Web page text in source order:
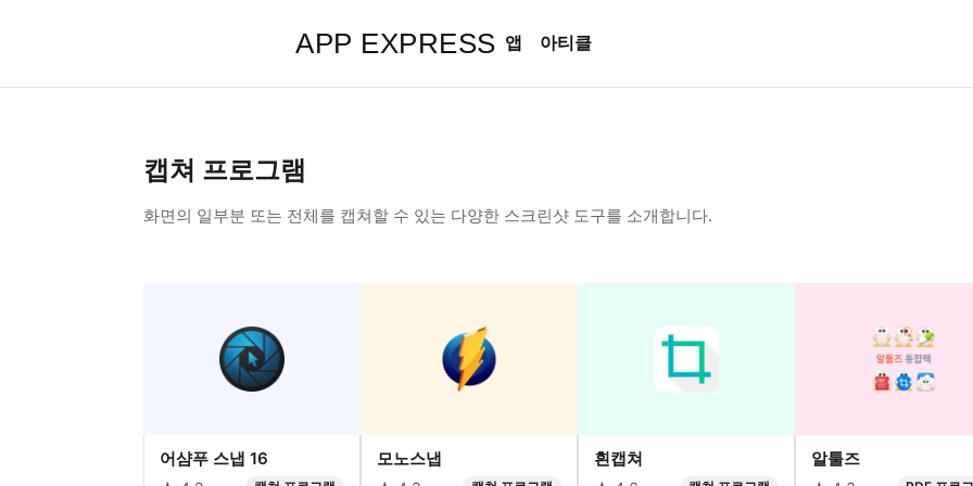
APP EXPRESS 앱 아티클
캡쳐 프로그램
화면의 일부분 또는 전체를 캡쳐할 수 있는 다양한 스크린샷 도구를 소개합니다.
어샴푸 스냅 16 모노스냅 흰캡쳐 알툴즈